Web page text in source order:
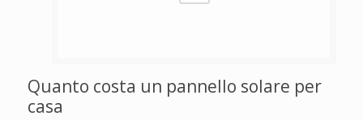
Quanto costa un pannello solare per
casa